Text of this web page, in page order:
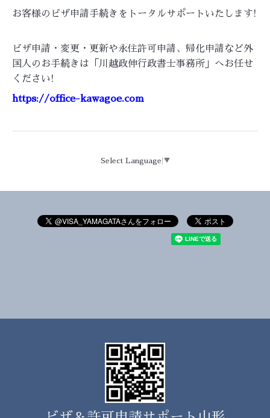
お客様のビザ申請手続きをトータルサポートいたします!
ビザ申請・変更・更新や永住許可申請、帰化申請など外
国人のお手続きは「川越政伸行政書士事務所」へお任せ
ください!
https://office-kawagoe.com
Select Language ▼